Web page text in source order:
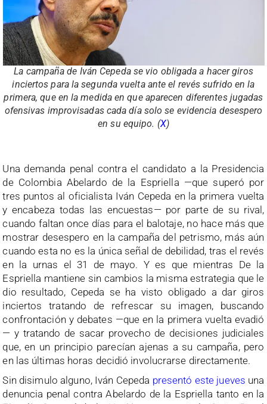
La campaña de Iván Cepeda se vio obligada a hacer giros
inciertos para la segunda vuelta ante el revés sufrido en la
primera, que en la medida en que aparecen diferentes jugadas
ofensivas improvisadas cada día solo se evidencia desespero
en su equipo. (X)
Una demanda penal contra el candidato a la Presidencia
de Colombia Abelardo de la Espriella —que superó por
tres puntos al oficialista Iván Cepeda en la primera vuelta
y encabeza todas las encuestas— por parte de su rival,
cuando faltan once días para el balotaje, no hace más que
mostrar desespero en la campaña del petrismo, más aún
cuando esta no es la única señal de debilidad, tras el revés
en la urnas el 31 de mayo. Y es que mientras De la
Espriella mantiene sin cambios la misma estrategia que le
dio resultado, Cepeda se ha visto obligado a dar giros
inciertos tratando de refrescar su imagen, buscando
confrontación y debates —que en la primera vuelta evadió
— y tratando de sacar provecho de decisiones judiciales
que, en un principio parecían ajenas a su campaña, pero
en las últimas horas decidió involucrarse directamente.
Sin disimulo alguno, Iván Cepeda presentó este jueves una
denuncia penal contra Abelardo de la Espriella tanto en la